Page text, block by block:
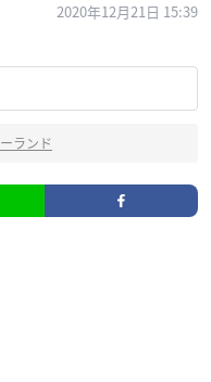
2020年12月21日 15:39
ランド